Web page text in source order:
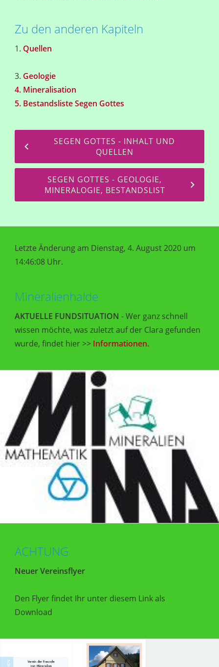
Zu den anderen Kapiteln
1. Quellen
3. Geologie
4. Mineralisation
5. Bestandsliste Segen Gottes
SEGEN GOTTES - INHALT UND
QUELLEN
SEGEN GOTTES - GEOLOGIE,
MINERALOGIE, BESTANDSLIST
Letzte Änderung am Dienstag, 4. August 2020 um
14:46:08 Uhr.
Mineralienhalde
AKTUELLE FUNDSITUATION - Wer ganz schnell
wissen möchte, was zuletzt auf der Clara gefunden
wurde, findet hier >> Informationen.
ACHTUNG
Neuer Vereinsflyer
Den Flyer findet Ihr unter diesem Link als
Download